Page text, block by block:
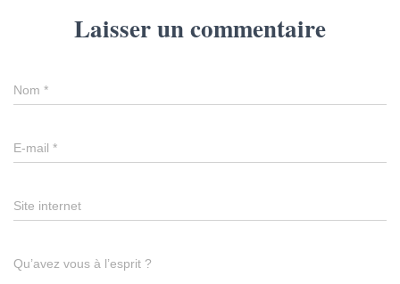
Laisser un commentaire
Nom *
E-mail *
Site internet
Qu’avez vous à l’esprit ?